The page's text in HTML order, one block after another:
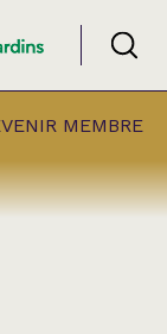
MEMBRE